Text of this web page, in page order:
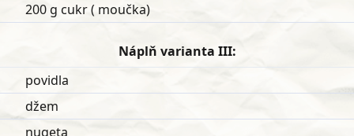
200 g cukr ( moučka)
Náplň varianta III:
povidla
džem
nugeta